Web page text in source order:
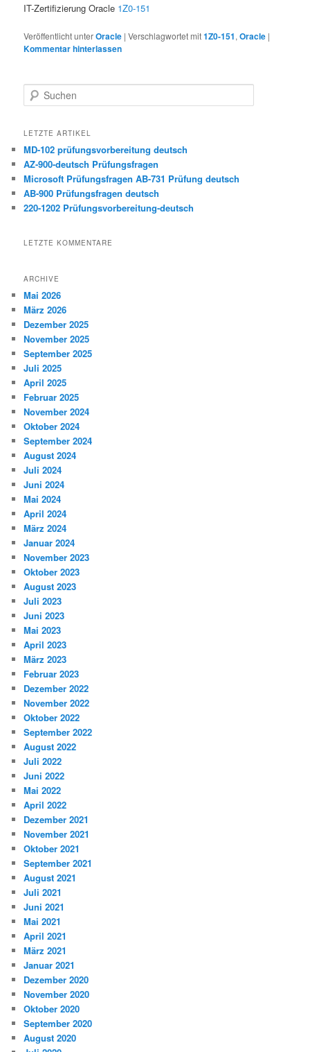
IT-Zertifizierung Oracle 1Z0-151
Veröffentlicht unterOracle |Verschlagwortet mit1Z0-151,Oracle |
Kommentar hinterlassen
Suchen
LETZTE ARTIKEL
MD-102 prüfungsvorbereitung deutsch
AZ-900-deutsch Prüfungsfragen
Microsoft Prüfungsfragen AB-731 Prüfung deutsch
AB-900 Prüfungsfragen deutsch
220-1202 Prüfungsvorbereitung-deutsch
LETZTE KOMMENTARE
ARCHIVE
Mai 2026
März 2026
Dezember 2025
November 2025
September 2025
Juli 2025
April 2025
Februar 2025
November 2024
Oktober 2024
September 2024
August 2024
Juli 2024
Juni 2024
Mai 2024
April 2024
März 2024
Januar 2024
November 2023
Oktober 2023
August 2023
Juli 2023
Juni 2023
Mai 2023
April 2023
März 2023
Februar 2023
Dezember 2022
November 2022
Oktober 2022
September 2022
August 2022
Juli 2022
Juni 2022
Mai 2022
April 2022
Dezember 2021
November 2021
Oktober 2021
September 2021
August 2021
Juli 2021
Juni 2021
Mai 2021
April 2021
März 2021
Januar 2021
Dezember 2020
November 2020
Oktober 2020
September 2020
August 2020